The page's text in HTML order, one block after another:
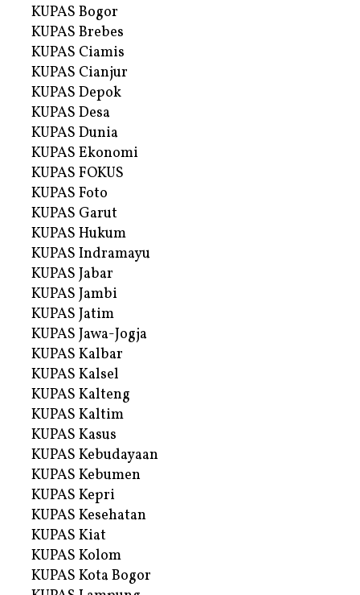
KUPAS Bogor
KUPAS Brebes
KUPAS Ciamis
KUPAS Cianjur
KUPAS Depok
KUPAS Desa
KUPAS Dunia
KUPAS Ekonomi
KUPAS FOKUS
KUPAS Foto
KUPAS Garut
KUPAS Hukum
KUPAS Indramayu
KUPAS Jabar
KUPAS Jambi
KUPAS Jatim
KUPAS Jawa-Jogja
KUPAS Kalbar
KUPAS Kalsel
KUPAS Kalteng
KUPAS Kaltim
KUPAS Kasus
KUPAS Kebudayaan
KUPAS Kebumen
KUPAS Kepri
KUPAS Kesehatan
KUPAS Kiat
KUPAS Kolom
KUPAS Kota Bogor